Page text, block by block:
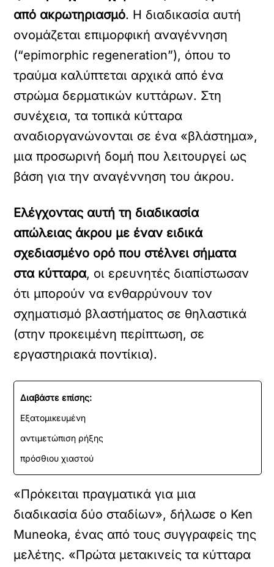
από ακρωτηριασμό. Η διαδικασία αυτή
ονομάζεται επιμορφική αναγέννηση
(“epimorphic regeneration”), όπου το
τραύμα καλύπτεται αρχικά από ένα
στρώμα δερματικών κυττάρων. Στη
συνέχεια, τα τοπικά κύτταρα
αναδιοργανώνονται σε ένα «βλάστημα»,
μια προσωρινή δομή που λειτουργεί ως
βάση για την αναγέννηση του άκρου.
Ελέγχοντας αυτή τη διαδικασία
απώλειας άκρου με έναν ειδικά
σχεδιασμένο ορό που στέλνει σήματα
στα κύτταρα, οι ερευνητές διαπίστωσαν
ότι μπορούν να ενθαρρύνουν τον
σχηματισμό βλαστήματος σε θηλαστικά
(στην προκειμένη περίπτωση, σε
εργαστηριακά ποντίκια).
Διαβάστε επίσης:
Εξατομικευμένη
αντιμετώπιση ρήξης
πρόσθιου χιαστού
«Πρόκειται πραγματικά για μια
διαδικασία δύο σταδίων», δήλωσε ο Ken
Muneoka, ένας από τους συγγραφείς της
μελέτης. «Πρώτα μετακινείς τα κύτταρα